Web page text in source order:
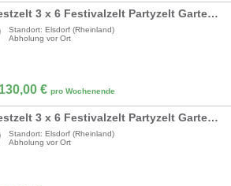
Festzelt 3 x 6 Festivalzelt Partyzelt Gartenzelt Pavillon UV-Schutz 18 m² Dachösen Fenster
Standort: Elsdorf (Rheinland)
Abholung vor Ort
130,00 € pro Wochenende
Festzelt 3 x 6 Festivalzelt Partyzelt Gartenzelt Pavillon UV-Schutz 18 m² Dachösen Fenster
Standort: Elsdorf (Rheinland)
Abholung vor Ort